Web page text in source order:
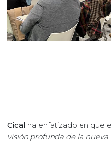
Cical ha enfatizado en que
visión profunda de la